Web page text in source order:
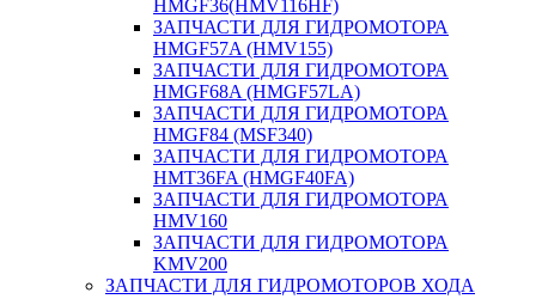
HMGF36(HMV116HF)
ЗАПЧАСТИ ДЛЯ ГИДРОМОТОРА
HMGF57A (HMV155)
ЗАПЧАСТИ ДЛЯ ГИДРОМОТОРА
HMGF68A (HMGF57LA)
ЗАПЧАСТИ ДЛЯ ГИДРОМОТОРА
HMGF84 (MSF340)
ЗАПЧАСТИ ДЛЯ ГИДРОМОТОРА
HMT36FA (HMGF40FA)
ЗАПЧАСТИ ДЛЯ ГИДРОМОТОРА
HMV160
ЗАПЧАСТИ ДЛЯ ГИДРОМОТОРА
KMV200
ЗАПЧАСТИ ДЛЯ ГИДРОМОТОРОВ ХОДА